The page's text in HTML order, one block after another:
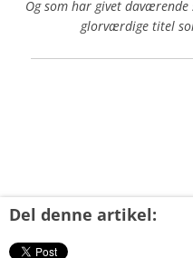
Og som har givet
glorværdige titel
Del denne artikel: